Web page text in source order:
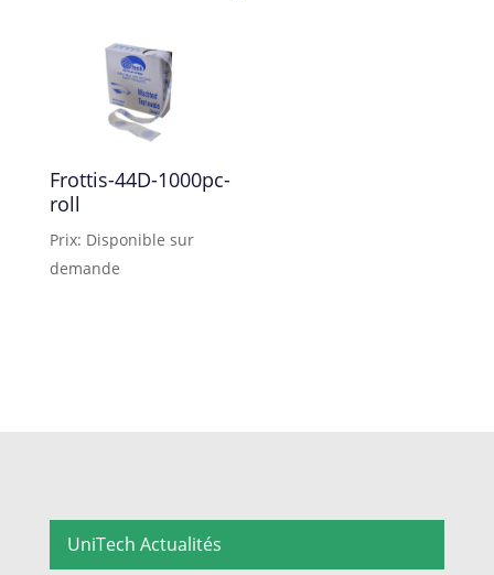
Frottis-44D-1000pc-
roll
Prix: Disponible sur
demande
UniTech Actualités